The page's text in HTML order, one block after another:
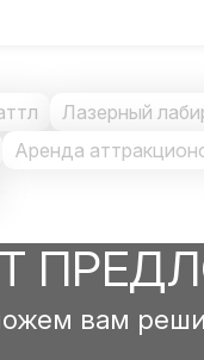
Лазерный
Аренда
вам